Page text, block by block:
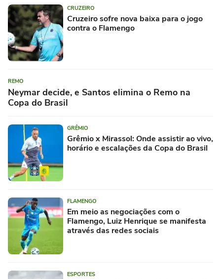
CRUZEIRO
Cruzeiro sofre nova baixa para o jogo
contra o Flamengo
REMO
Neymar decide, e Santos elimina o Remo na
Copa do Brasil
GRÊMIO
Grêmio x Mirassol: Onde assistir ao vivo,
horário e escalações da Copa do Brasil
FLAMENGO
Em meio as negociações com o
Flamengo, Luiz Henrique se manifesta
através das redes sociais
ESPORTES